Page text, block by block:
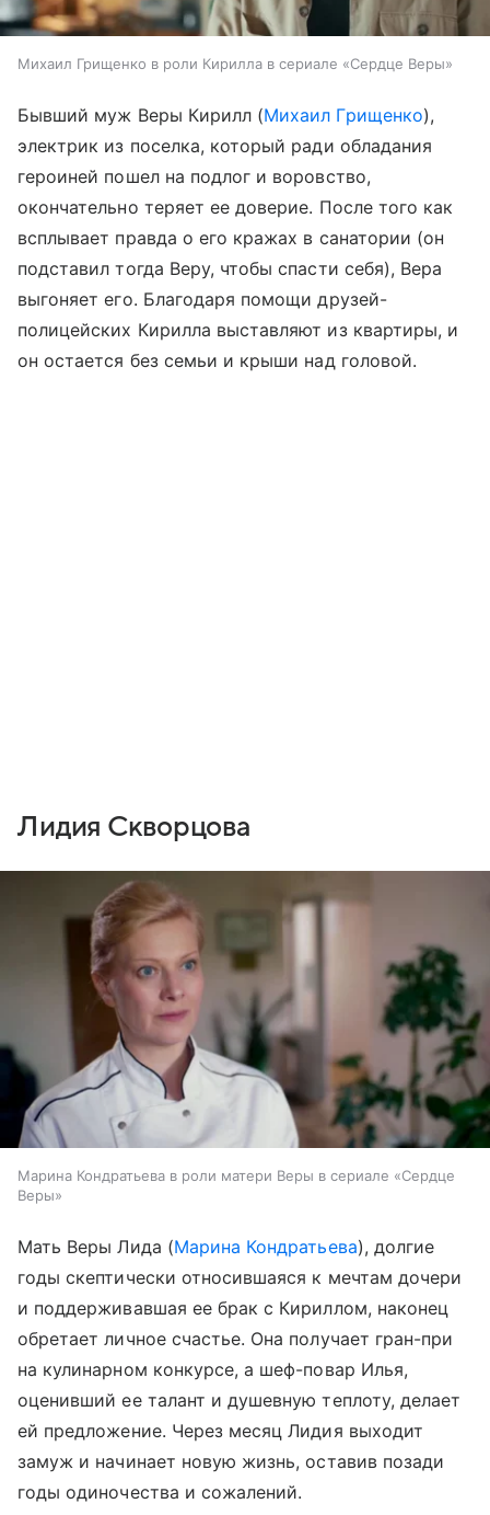
Михаил Грищенко в роли Кирилла в сериале «Сердце Веры»
Бывший муж Веры Кирилл (Михаил Грищенко),
электрик из поселка, который ради обладания
героиней пошел на подлог и воровство,
окончательно теряет ее доверие. После того как
всплывает правда о его кражах в санатории (он
подставил тогда Веру, чтобы спасти себя), Вера
выгоняет его. Благодаря помощи друзей-
полицейских Кирилла выставляют из квартиры, и
он остается без семьи и крыши над головой.
Лидия Скворцова
Марина Кондратьева в роли матери Веры в сериале «Сердце
Веры»
Мать Веры Лида (Марина Кондратьева), долгие
годы скептически относившаяся к мечтам дочери
и поддерживавшая ее брак с Кириллом, наконец
обретает личное счастье. Она получает гран-при
на кулинарном конкурсе, а шеф-повар Илья,
оценивший ее талант и душевную теплоту, делает
ей предложение. Через месяц Лидия выходит
замуж и начинает новую жизнь, оставив позади
годы одиночества и сожалений.